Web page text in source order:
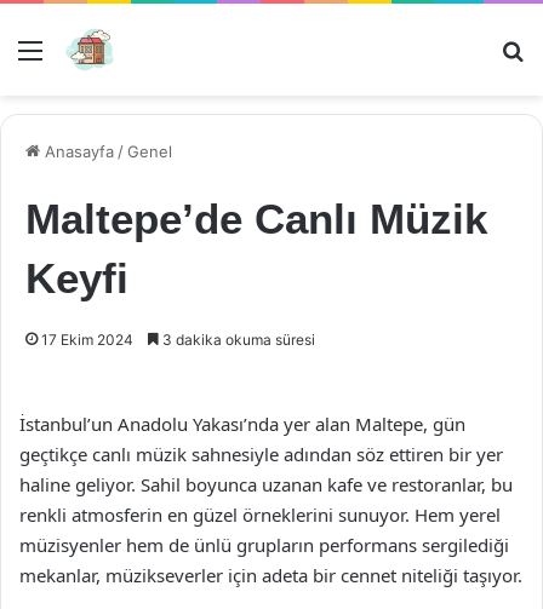
Menü
Anasayfa /Genel
Maltepe’de Canlı Müzik
Keyfi
17 Ekim 2024 3 dakika okuma süresi
İstanbul’un Anadolu Yakası’nda yer alan Maltepe, gün
geçtikçe canlı müzik sahnesiyle adından söz ettiren bir yer
haline geliyor. Sahil boyunca uzanan kafe ve restoranlar, bu
renkli atmosferin en güzel örneklerini sunuyor. Hem yerel
müzisyenler hem de ünlü grupların performans sergilediği
mekanlar, müzikseverler için adeta bir cennet niteliği taşıyor.